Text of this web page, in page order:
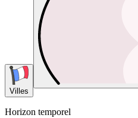
Villes
Horizon temporel